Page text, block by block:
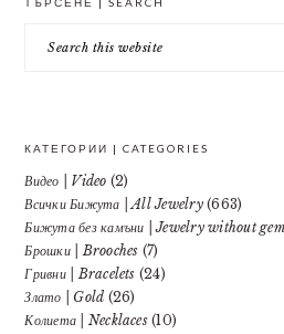
ТЪРСЕНЕ | SEARCH
this
КАТЕГОРИИ | CATEGORIES
Видео | Video (2)
Всички Бижута | All Jewelry(663)
Бижута без камъни | Jewelry without
Брошки | Brooches (7)
Гривни | Bracelets (24)
Злато | Gold (26)
Колиета | Necklaces(10)